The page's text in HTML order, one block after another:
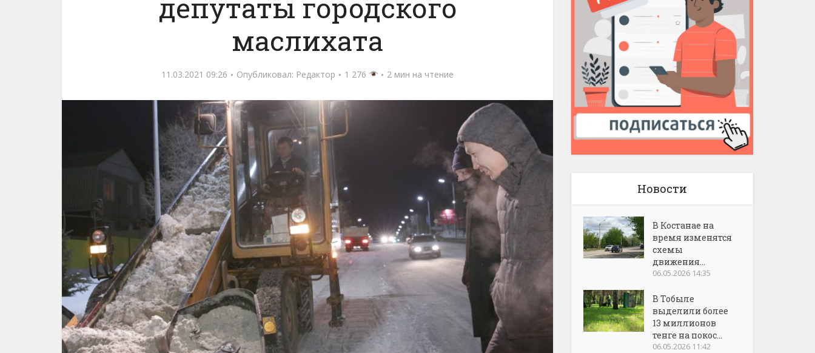
депутаты городского
маслихата
11.03.2021 09:26 Опубликовал: Редактор 1 276 2 мин на чтение
Новости
В Костанае на
время изменятся
схемы
движения...
06.05.2026 14:35
В Тобыле
выделили более
13 миллионов
тенге на покос...
06.05.2026 11:42